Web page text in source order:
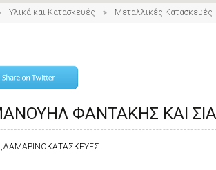
Υλικά και Κατασκευές Μεταλλικές Κατασκευές
ΦΑΝΤΑΚΗΣ ΚΑΙ
,ΛΑΜΑΡΙΝΟΚΑΤΑΣΚΕΥΕΣ